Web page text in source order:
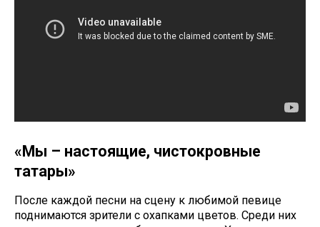
«Мы – настоящие, чистокровные
татары»
После каждой песни на сцену к любимой певице
поднимаются зрители с охапками цветов. Среди них